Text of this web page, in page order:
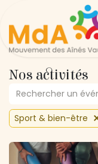
Se rendre au contenu
Nos activités
Sport & bien-être